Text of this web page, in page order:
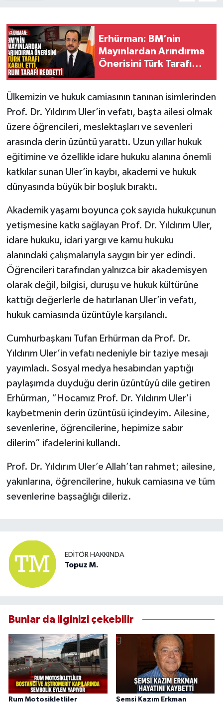
Erhürman: BM’nin
Mayınlardan Arındırma
Önerisini Türk Tarafı
Ülkemizin ve hukuk camiasının tanınan isimlerinden
Prof. Dr. Yıldırım Uler’in vefatı, başta ailesi olmak
üzere öğrencileri, meslektaşları ve sevenleri
arasında derin üzüntü yarattı. Uzun yıllar hukuk
eğitimine ve özellikle idare hukuku alanına önemli
katkılar sunan Uler’in kaybı, akademi ve hukuk
dünyasında büyük bir boşluk bıraktı.
Akademik yaşamı boyunca çok sayıda hukukçunun
yetişmesine katkı sağlayan Prof. Dr. Yıldırım Uler,
idare hukuku, idari yargı ve kamu hukuku
alanındaki çalışmalarıyla saygın bir yer edindi.
Öğrencileri tarafından yalnızca bir akademisyen
olarak değil, bilgisi, duruşu ve hukuk kültürüne
kattığı değerlerle de hatırlanan Uler’in vefatı,
hukuk camiasında üzüntüyle karşılandı.
Cumhurbaşkanı Tufan Erhürman da Prof. Dr.
Yıldırım Uler’in vefatı nedeniyle bir taziye mesajı
yayımladı. Sosyal medya hesabından yaptığı
paylaşımda duyduğu derin üzüntüyü dile getiren
Erhürman, “Hocamız Prof. Dr. Yıldırım Uler'i
kaybetmenin derin üzüntüsü içindeyim. Ailesine,
sevenlerine, öğrencilerine, hepimize sabır
dilerim” ifadelerini kullandı.
Prof. Dr. Yıldırım Uler’e Allah’tan rahmet; ailesine,
yakınlarına, öğrencilerine, hukuk camiasına ve tüm
sevenlerine başsağlığı dileriz.
EDITÖR HAKKINDA
Topuz M.
Bunlar da ilginizi çekebilir
Rum Motosikletliler Şemsi Kazım Erkman